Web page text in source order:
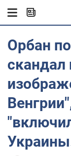
Орбан
скандал